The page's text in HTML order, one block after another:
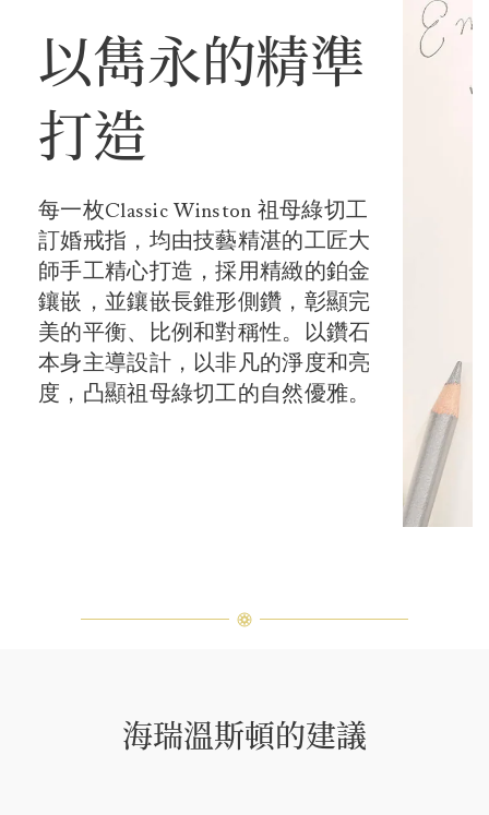
以雋永的精準
打造
每一枚Classic Winston 祖母綠切工
訂婚戒指，均由技藝精湛的工匠大
師手工精心打造，採用精緻的鉑金
鑲嵌，並鑲嵌長錐形側鑽，彰顯完
美的平衡、比例和對稱性。以鑽石
本身主導設計，以非凡的淨度和亮
度，凸顯祖母綠切工的自然優雅。
海瑞溫斯頓的建議